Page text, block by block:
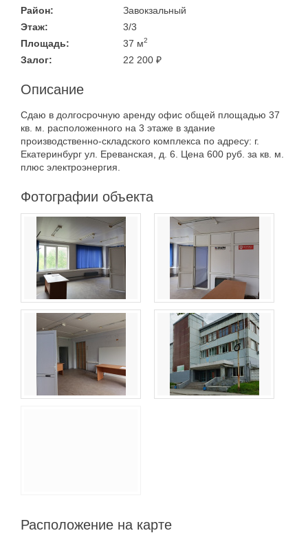
Район:
Завокзальный
Этаж:
3/3
Площадь:
37 м2
Залог: 22 200 ₽
Описание
Сдаю в долгосрочную аренду офис общей площадью 37
кв. м. расположенного на 3 этаже в здание
производственно-складского комплекса по адресу: г.
Екатеринбург ул. Ереванская, д. 6. Цена 600 руб. за кв. м.
плюс электроэнергия.
Фотографии объекта
Расположение на карте